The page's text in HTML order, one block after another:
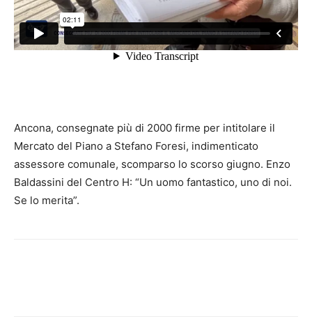
Ancona, consegnate più di 2000 firme per intitolare il
Mercato del Piano a Stefano Foresi, indimenticato
assessore comunale, scomparso lo scorso giugno. Enzo
Baldassini del Centro H: “Un uomo fantastico, uno di noi.
Se lo merita”.